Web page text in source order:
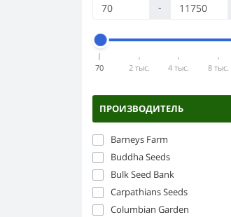
Компоненты ДНаТ
ЭПРА
Горшки и ёмкости
Аксессуары для гровинга
Стекло
Керамика
Пластик
Бонги
Бумага папиросная
Прессы для травы
Напасы
-
70 2 тыс. 4 тыс. 8 тыс.
ПРОИЗВОДИТЕЛЬ
Barneys Farm
Buddha Seeds
Bulk Seed Bank
Carpathians Seeds
Columbian Garden